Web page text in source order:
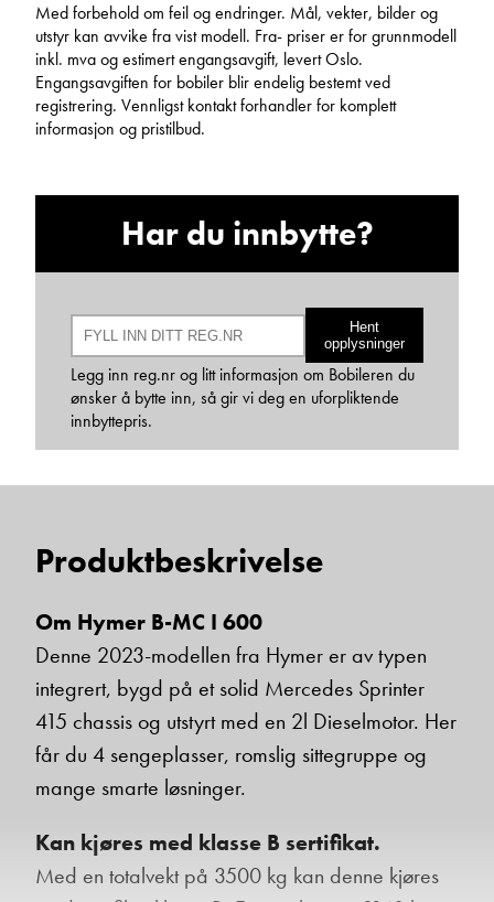
Hans Jacob Sausjord
Vis epost
Vis epost
May-Liz Bringedal
Butikkselger
Vis telefon
Med forbehold om feil og endringer. Mål, vekter, bilder og
utstyr kan avvike fra vist modell. Fra- priser er for grunnmodell
inkl. mva og estimert engangsavgift, levert Oslo.
Engangsavgiften for bobiler blir endelig bestemt ved
registrering. Vennligst kontakt forhandler for komplett
informasjon og pristilbud.
Har du innbytte?
Hent
opplysninger
Legg inn reg.nr og litt informasjon om Bobileren du
ønsker å bytte inn, så gir vi deg en uforpliktende
innbyttepris.
Produktbeskrivelse
Om Hymer B-MC I 600
Denne 2023-modellen fra Hymer er av typen
integrert, bygd på et solid Mercedes Sprinter
415 chassis og utstyrt med en 2l Dieselmotor. Her
får du 4 sengeplasser, romslig sittegruppe og
mange smarte løsninger.
Kan kjøres med klasse B sertifikat.
Med en totalvekt på 3500 kg kan denne kjøres